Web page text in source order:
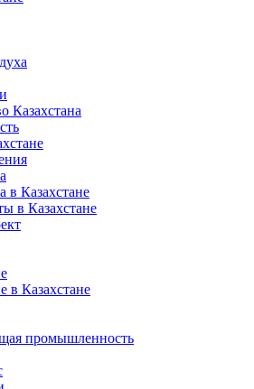
Казахстана
в Казахстане
в Казахстане
в Казахстане
промышленность